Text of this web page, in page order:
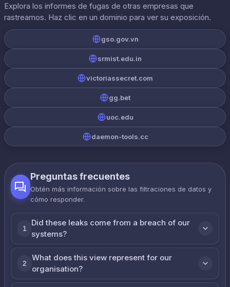
Explora los informes de fugas de otras empresas que
rastreamos. Haz clic en un dominio para ver su exposición.
gso.gov.vn
srmist.edu.in
victoriassecret.com
gg.bet
uoc.edu
daemon-tools.cc
Preguntas frecuentes
Obtén más información sobre las filtraciones de datos y
cómo responder.
1
Did these leaks come from a breach of our
systems?
2
What does this view represent for our
organisation?